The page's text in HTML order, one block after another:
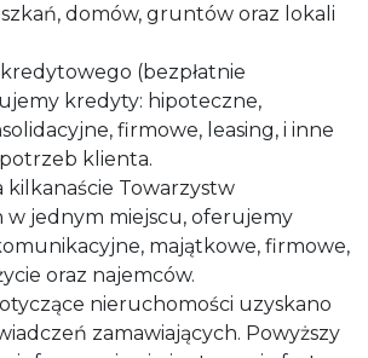
domów, gruntów oraz lokali
(bezpłatnie
kredyty: hipoteczne,
firmowe, leasing, i inne
klienta.
kilkanaście Towarzystw
w jednym miejscu, oferujemy
majątkowe, firmowe,
oraz najemców.
nieruchomości uzyskano
zamawiających. Powyższy